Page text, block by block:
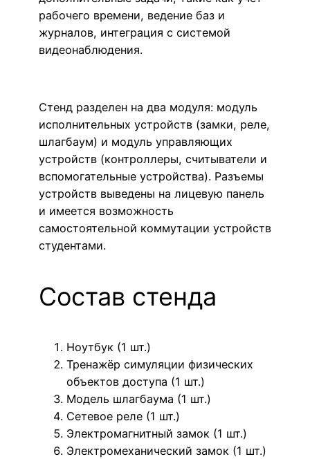
рабочего времени, ведение баз и
журналов, интеграция с системой
видеонаблюдения.
Стенд разделен на два модуля: модуль
исполнительных устройств (замки, реле,
шлагбаум) и модуль управляющих
устройств (контроллеры, считыватели и
вспомогательные устройства). Разъемы
устройств выведены на лицевую панель
и имеется возможность
самостоятельной коммутации устройств
студентами.
Состав стенда
Ноутбук (1 шт.)
Тренажёр симуляции физических
объектов доступа (1 шт.)
Модель шлагбаума (1 шт.)
Сетевое реле (1 шт.)
Электромагнитный замок (1 шт.)
Электромеханический замок (1 шт.)